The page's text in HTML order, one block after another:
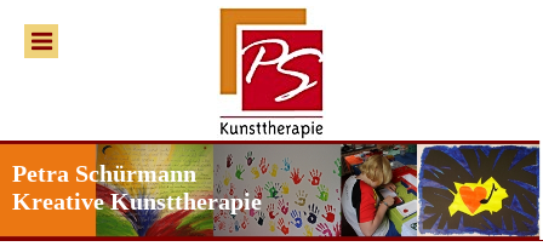
Petra Schürmann
Kreative Kunsttherapie